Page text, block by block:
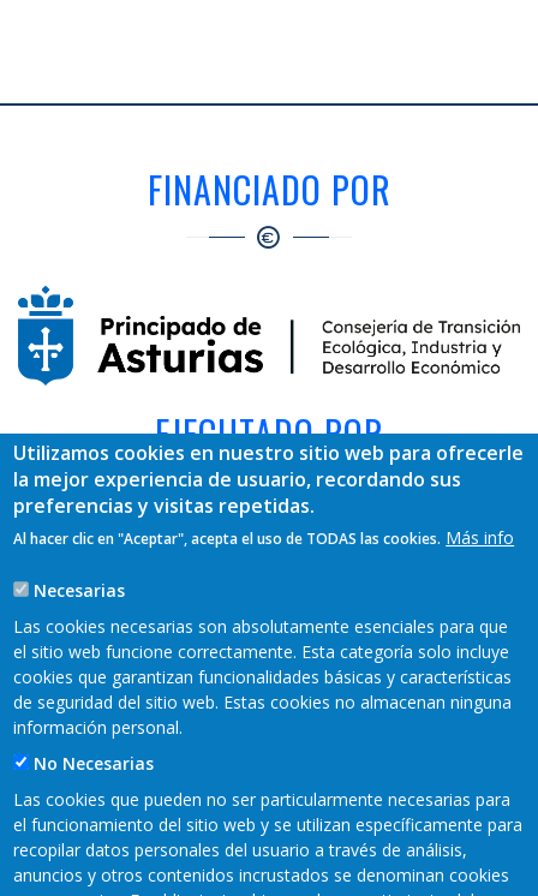
FINANCIADO POR
EJECUTADO POR
REDES SOCIALES
Utilizamos cookies en nuestro sitio web para ofrecerle
la mejor experiencia de usuario, recordando sus
preferencias y visitas repetidas.
Al hacer clic en "Aceptar", acepta el uso de TODAS las cookies. Más info
Necesarias
Las cookies necesarias son absolutamente esenciales para que
el sitio web funcione correctamente. Esta categoría solo incluye
cookies que garantizan funcionalidades básicas y características
de seguridad del sitio web. Estas cookies no almacenan ninguna
información personal.
No Necesarias
Las cookies que pueden no ser particularmente necesarias para
el funcionamiento del sitio web y se utilizan específicamente para
recopilar datos personales del usuario a través de análisis,
anuncios y otros contenidos incrustados se denominan cookies